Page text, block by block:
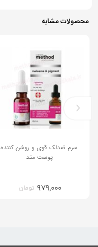
محصولات مشابه
سرم ضدلک قوی و روشن کننده
پوست متد
۹۷۹,۰۰۰ تومان